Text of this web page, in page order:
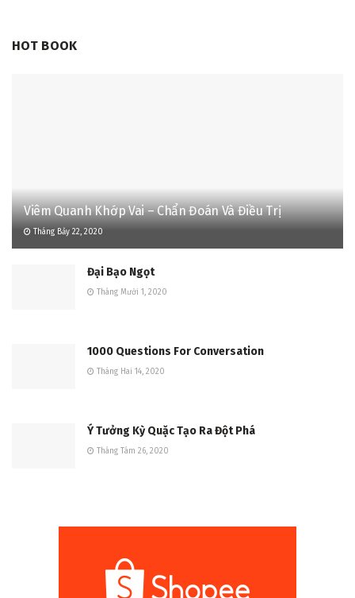
HOT BOOK
Viêm Quanh Khớp Vai – Chẩn Đoán Và Điều Trị
Tháng Bảy 22, 2020
Đại Bạo Ngọt
Tháng Mười 1, 2020
1000 Questions For Conversation
Tháng Hai 14, 2020
Ý Tưởng Kỳ Quặc Tạo Ra Đột Phá
Tháng Tám 26, 2020